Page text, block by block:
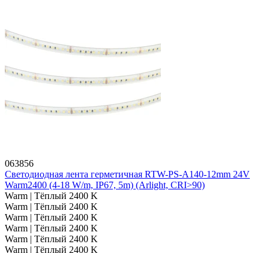
063856
Светодиодная лента герметичная RTW-PS-A140-12mm 24V
Warm2400 (4-18 W/m, IP67, 5m) (Arlight, CRI>90)
Warm | Тёплый 2400 K
Warm | Тёплый 2400 K
Warm | Тёплый 2400 K
Warm | Тёплый 2400 K
Warm | Тёплый 2400 K
Warm | Тёплый 2400 K